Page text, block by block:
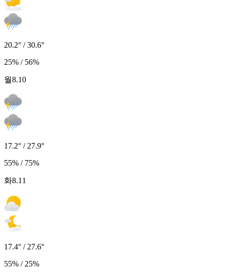
20.2° / 30.6°
25% / 56%
월8.10
17.2° / 27.9°
55% / 75%
화8.11
17.4° / 27.6°
55% / 25%